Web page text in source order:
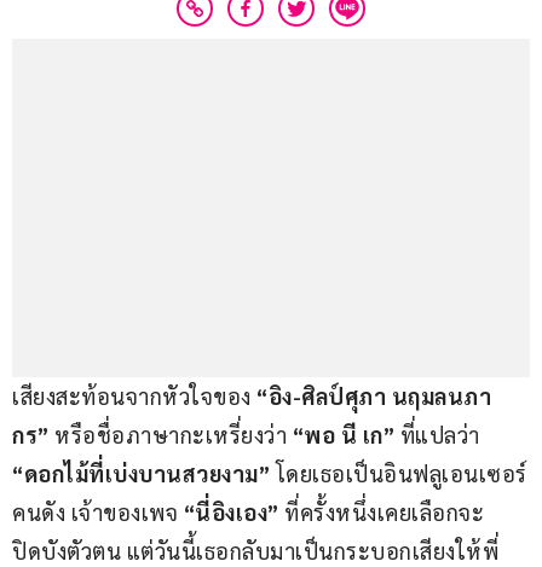
เสียงสะท้อนจากหัวใจของ “อิง-ศิลป์ศุภา นฤมลนภา
กร” หรือชื่อภาษากะเหรี่ยงว่า “พอ นี เก” ที่แปลว่า
“ดอกไม้ที่เบ่งบานสวยงาม” โดยเธอเป็นอินฟลูเอนเซอร์
คนดัง เจ้าของเพจ “นี่อิงเอง” ที่ครั้งหนึ่งเคยเลือกจะ
ปิดบังตัวตน แต่วันนี้เธอกลับมาเป็นกระบอกเสียงให้พี่